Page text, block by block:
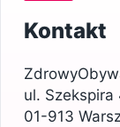
Kontakt
ul. Szekspira
01-913